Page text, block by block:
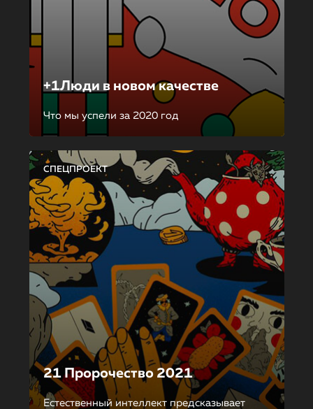
+1Люди в новом качестве
Что мы успели за 2020 год
СПЕЦПРОЕКТ
21 Пророчество 2021
Естественный интеллект предсказывает